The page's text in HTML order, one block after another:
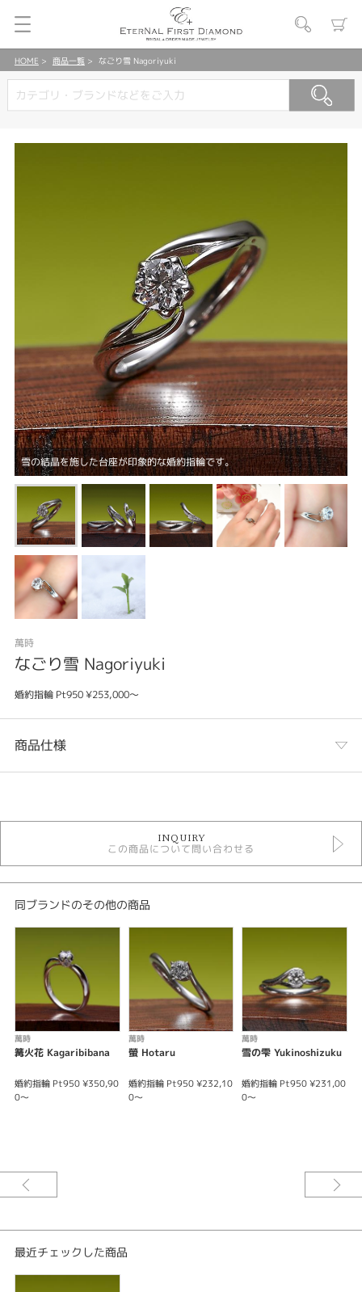
HOME 商品一覧 なごり雪 Nagoriyuki
雪の結晶を施した台座が印象的な婚約指輪です。
萬時
なごり雪 Nagoriyuki
婚約指輪 Pt950 ¥253,000～
商品仕様
婚約指輪
萬時 ＞ 婚約指輪
デザインテイスト
紹介文
なごり雪 ～心に残る淡雪～
誓いの花言葉を持つなごり雪の花を、雪の結晶にも見える様に顕した婚約指
輪。５枚の花びらと花びらの間にあるプックリとした曜（よう）までをも、
表現したこだわりのデザインです。二つに分かれたアームは、誓いの言葉を
護ろうとする二人の両手を、顕しております。
※価格は税込みになります。
INQUIRY
この商品について問い合わせる
同ブランドのその他の商品
萬時
篝火花 Kagaribibana
婚約指輪 Pt950 ¥350,90
0～
萬時
螢 Hotaru
婚約指輪 Pt950 ¥232,10
0～
萬時
雪の雫 Yukinoshizuku
婚約指輪 Pt950 ¥231,00
0～
最近チェックした商品